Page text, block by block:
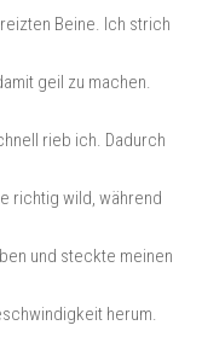
Beine. Ich strich
geil zu machen.
rieb ich. Dadurch
richtig wild, während
und steckte meinen
herum.